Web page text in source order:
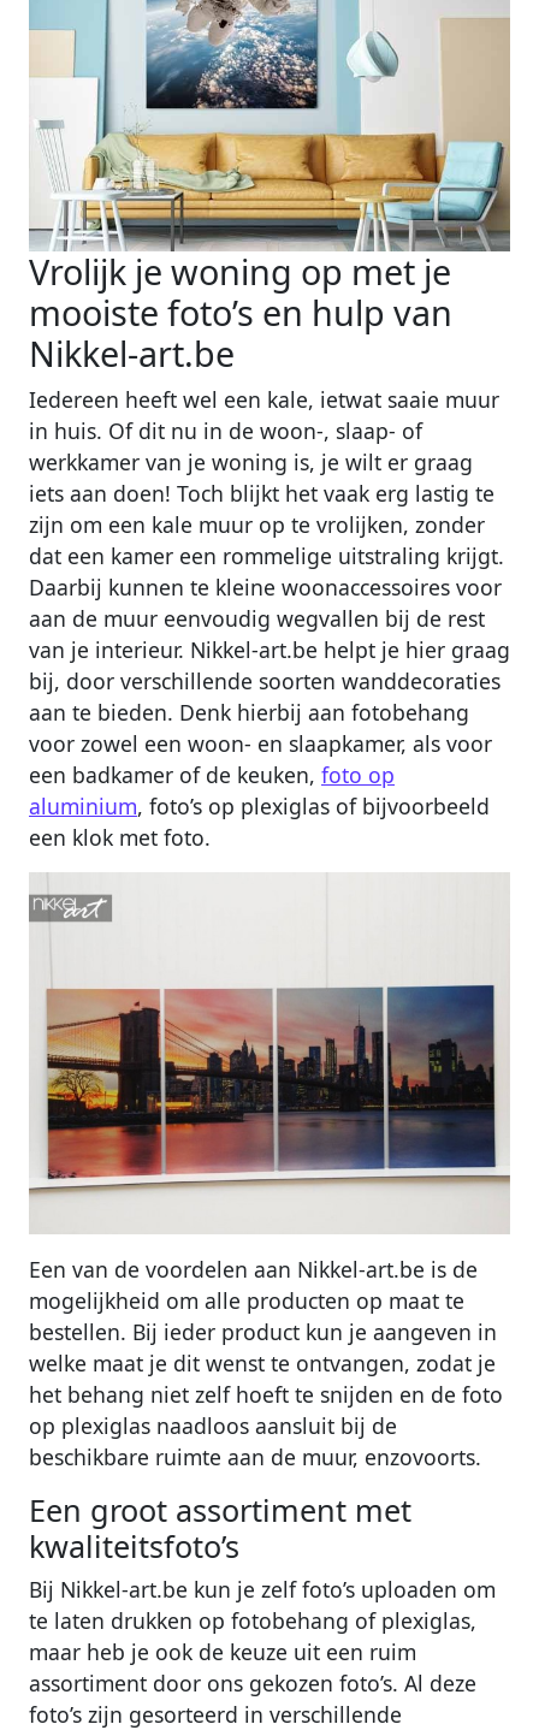
Vrolijk je woning op met je
mooiste foto’s en hulp van
Nikkel-art.be
Iedereen heeft wel een kale, ietwat saaie muur
in huis. Of dit nu in de woon-, slaap- of
werkkamer van je woning is, je wilt er graag
iets aan doen! Toch blijkt het vaak erg lastig te
zijn om een kale muur op te vrolijken, zonder
dat een kamer een rommelige uitstraling krijgt.
Daarbij kunnen te kleine woonaccessoires voor
aan de muur eenvoudig wegvallen bij de rest
van je interieur. Nikkel-art.be helpt je hier graag
bij, door verschillende soorten wanddecoraties
aan te bieden. Denk hierbij aan fotobehang
voor zowel een woon- en slaapkamer, als voor
een badkamer of de keuken, foto op
aluminium, foto’s op plexiglas of bijvoorbeeld
een klok met foto.
Een van de voordelen aan Nikkel-art.be is de
mogelijkheid om alle producten op maat te
bestellen. Bij ieder product kun je aangeven in
welke maat je dit wenst te ontvangen, zodat je
het behang niet zelf hoeft te snijden en de foto
op plexiglas naadloos aansluit bij de
beschikbare ruimte aan de muur, enzovoorts.
Een groot assortiment met
kwaliteitsfoto’s
Bij Nikkel-art.be kun je zelf foto’s uploaden om
te laten drukken op fotobehang of plexiglas,
maar heb je ook de keuze uit een ruim
assortiment door ons gekozen foto’s. Al deze
foto’s zijn gesorteerd in verschillende